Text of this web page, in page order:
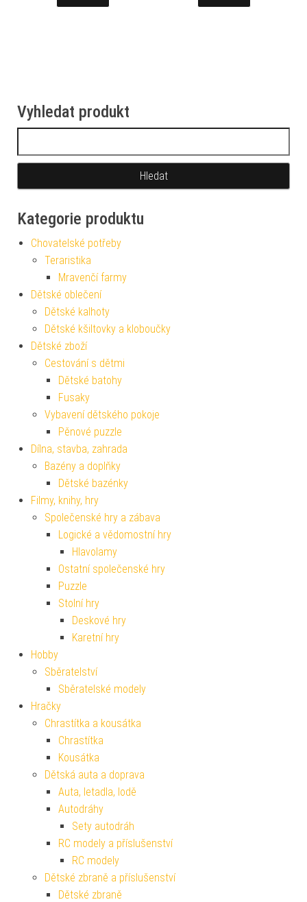
Vyhledat produkt
Kategorie produktu
Chovatelské potřeby
Teraristika
Mravenčí farmy
Dětské oblečení
Dětské kalhoty
Dětské kšiltovky a kloboučky
Dětské zboží
Cestování s dětmi
Dětské batohy
Fusaky
Vybavení dětského pokoje
Pěnové puzzle
Dílna, stavba, zahrada
Bazény a doplňky
Dětské bazénky
Filmy, knihy, hry
Společenské hry a zábava
Logické a vědomostní hry
Hlavolamy
Ostatní společenské hry
Puzzle
Stolní hry
Deskové hry
Karetní hry
Hobby
Sběratelství
Sběratelské modely
Hračky
Chrastítka a kousátka
Chrastítka
Kousátka
Dětská auta a doprava
Auta, letadla, lodě
Autodráhy
Sety autodráh
RC modely a příslušenství
RC modely
Dětské zbraně a příslušenství
Dětské zbraně